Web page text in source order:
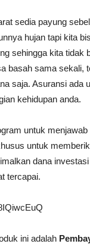
sedia payung
hujan tapi kita
sehingga kita tidak
basah sama sekali,
saja. Asuransi ada
kehidupan anda.
untuk menjawab
untuk
dana
tercapai.
ini adalah